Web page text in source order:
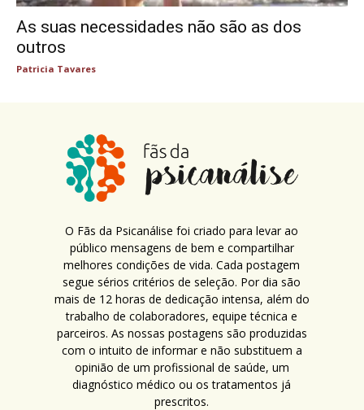
As suas necessidades não são as dos
outros
Patricia Tavares
O Fãs da Psicanálise foi criado para levar ao
público mensagens de bem e compartilhar
melhores condições de vida. Cada postagem
segue sérios critérios de seleção. Por dia são
mais de 12 horas de dedicação intensa, além do
trabalho de colaboradores, equipe técnica e
parceiros. As nossas postagens são produzidas
com o intuito de informar e não substituem a
opinião de um profissional de saúde, um
diagnóstico médico ou os tratamentos já
prescritos.